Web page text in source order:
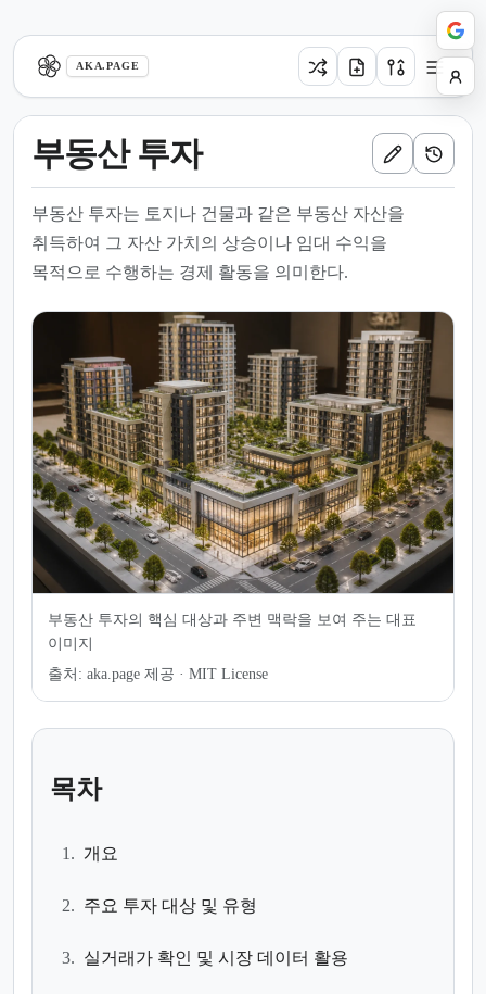
AKA.PAGE
부동산 투자
부동산 투자는 토지나 건물과 같은 부동산 자산을
취득하여 그 자산 가치의 상승이나 임대 수익을
목적으로 수행하는 경제 활동을 의미한다.
부동산 투자의 핵심 대상과 주변 맥락을 보여 주는 대표
이미지
출처: aka.page 제공 · MIT License
목차
1. 개요
2. 주요 투자 대상 및 유형
3. 실거래가 확인 및 시장 데이터 활용